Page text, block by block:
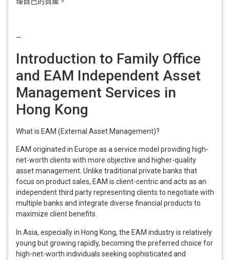
—
Introduction to Family Office
and EAM Independent Asset
Management Services in
Hong Kong
What is EAM (External Asset Management)?
EAM originated in Europe as a service model providing high-
net-worth clients with more objective and higher-quality
asset management. Unlike traditional private banks that
focus on product sales, EAM is client-centric and acts as an
independent third party representing clients to negotiate with
multiple banks and integrate diverse financial products to
maximize client benefits.
In Asia, especially in Hong Kong, the EAM industry is relatively
young but growing rapidly, becoming the preferred choice for
high-net-worth individuals seeking sophisticated and